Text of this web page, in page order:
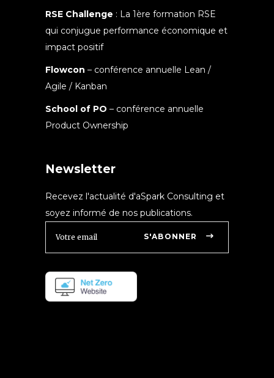
RSE Challenge : La 1ère formation RSE
qui conjugue performance économique et
impact positif
Flowcon – conférence annuelle Lean /
Agile / Kanban
School of PO – conférence annuelle
Product Ownership
Newsletter
Recevez l'actualité d'aSpark Consulting et
soyez informé de nos publications.
S'ABONNER